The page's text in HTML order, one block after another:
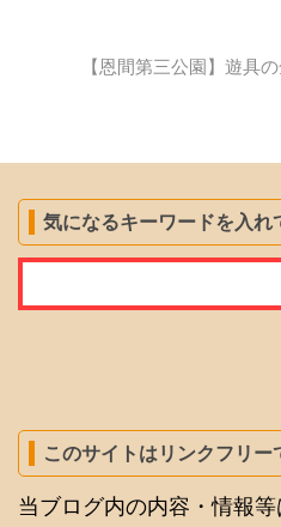
【恩間第三公園】遊具
気になるキーワードを入れ
このサイトはリンクフリー
当ブログ内の内容・情報